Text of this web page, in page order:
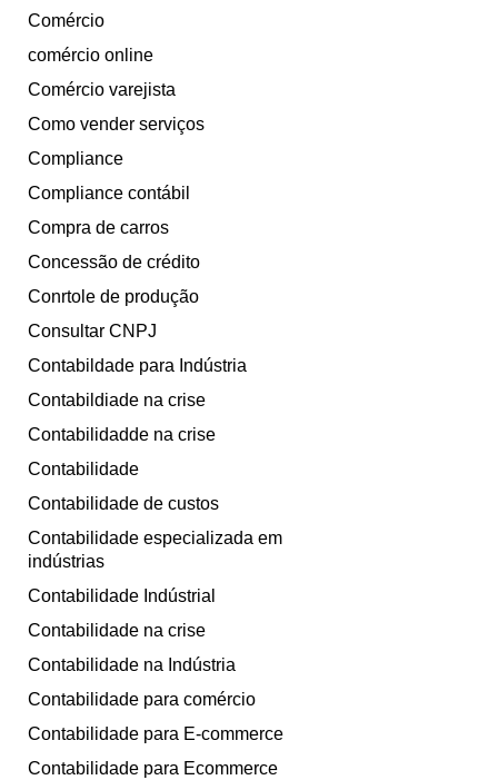
Comércio
comércio online
Comércio varejista
Como vender serviços
Compliance
Compliance contábil
Compra de carros
Concessão de crédito
Conrtole de produção
Consultar CNPJ
Contabildade para Indústria
Contabildiade na crise
Contabilidadde na crise
Contabilidade
Contabilidade de custos
Contabilidade especializada em
indústrias
Contabilidade Indústrial
Contabilidade na crise
Contabilidade na Indústria
Contabilidade para comércio
Contabilidade para E-commerce
Contabilidade para Ecommerce